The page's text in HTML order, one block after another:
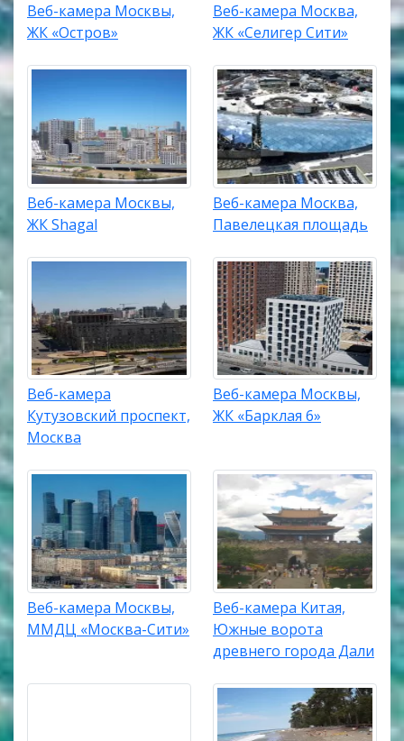
Веб-камера Москвы,
ЖК «Остров»
Веб-камера Москва,
ЖК «Селигер Сити»
Веб-камера Москвы,
ЖК Shagal
Веб-камера Москва,
Павелецкая площадь
Веб-камера
Кутузовский проспект,
Москва
Веб-камера Москвы,
ЖК «Барклая 6»
Веб-камера Москвы,
ММДЦ «Москва-Сити»
Веб-камера Китая,
Южные ворота
древнего города Дали